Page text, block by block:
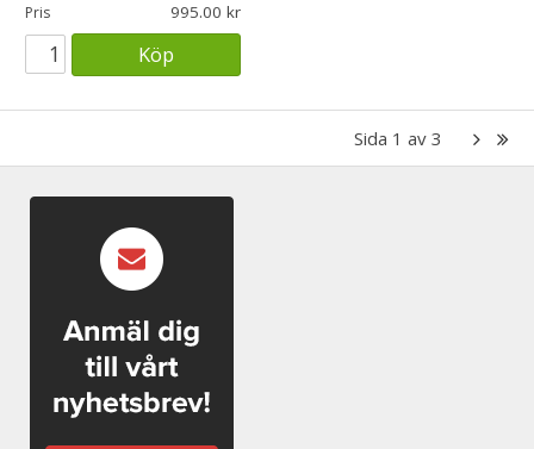
Pris 995.00
Köp
Sida 1 av 3